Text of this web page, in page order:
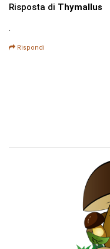
Risposta di Thymallus
.
Rispondi